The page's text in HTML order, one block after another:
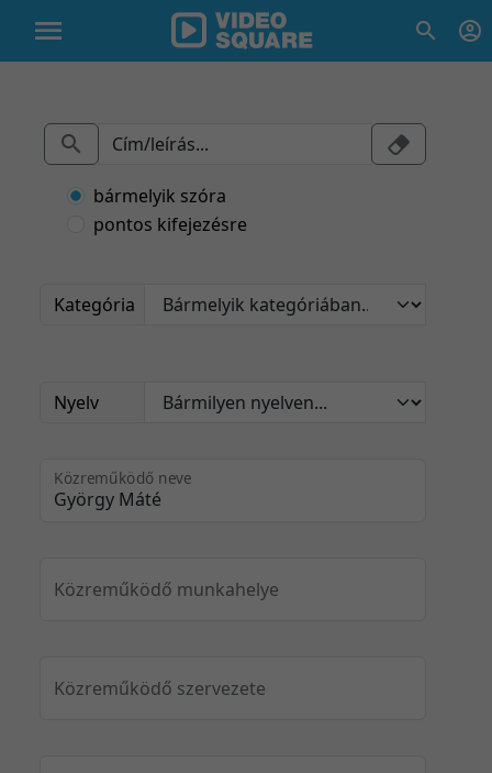
bármelyik szóra
pontos kifejezésre
Kategória
Nyelv
Közreműködő neve
Közreműködő munkahelye
Közreműködő szervezete